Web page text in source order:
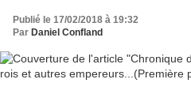
Publié le 17/02/2018 à 19:32
Par Daniel Confland